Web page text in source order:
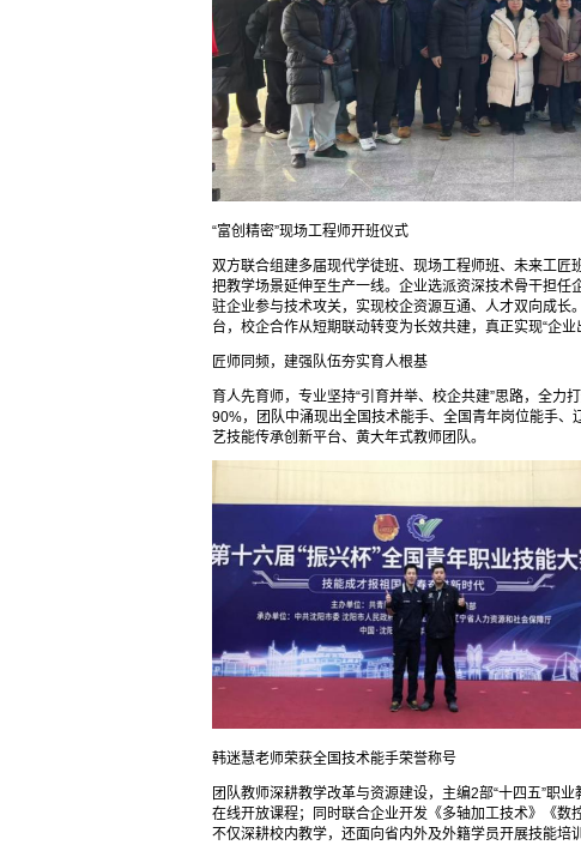
“富创精密”现场工程师开班仪式
双方联合组建多届现代学徒班、现场工程师班、未来工匠
把教学场景延伸至生产一线。企业选派资深技术骨干担
驻企业参与技术攻关，实现校企资源互通、人才双向成
台，校企合作从短期联动转变为长效共建，真正实现“企业
匠师同频，建强队伍夯实育人根基
育人先育师，专业坚持“引育并举、校企共建”思路，全力
90%，团队中涌现出全国技术能手、全国青年岗位能手
艺技能传承创新平台、黄大年式教师团队。
韩迷慧老师荣获全国技术能手荣誉称号
团队教师深耕教学改革与资源建设，主编2部“十四五”职
在线开放课程；同时联合企业开发《多轴加工技术》《
不仅深耕校内教学，还面向省内外及外籍学员开展技能培